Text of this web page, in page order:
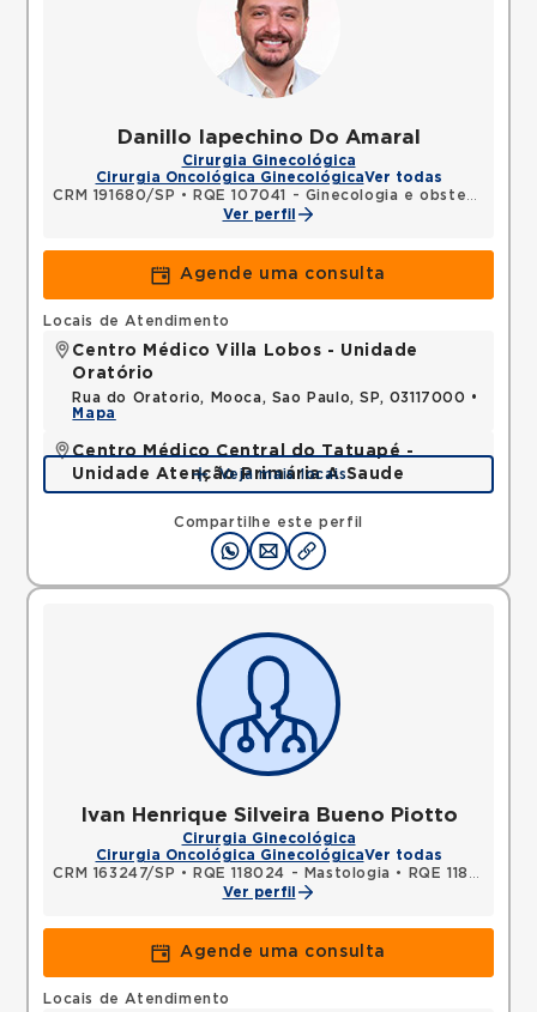
Danillo Iapechino Do Amaral
Cirurgia Ginecológica
Cirurgia Oncológica GinecológicaVer todas
CRM 191680/SP •
RQE 107041 - Ginecologia e obstetrícia
Ver perfil
Agende uma consulta
Compartilhe este perfil
Locais de Atendimento
Centro Médico Villa Lobos - Unidade
Oratório
Rua do Oratorio, Mooca, Sao Paulo, SP, 03117000 •
Mapa
Centro Médico Central do Tatuapé -
Unidade Atenção Primária A Saude
Avenida Alvaro Ramos, Quarta Parada, Sao Paulo,
SP, 03330002 •
Mapa
Veja mais locais
Ivan Henrique Silveira Bueno Piotto
Cirurgia Ginecológica
Cirurgia Oncológica GinecológicaVer todas
CRM 163247/SP • RQE 118024 - Mastologia •
RQE 118025 - Ginecologia e obstetrícia
Ver perfil
Agende uma consulta
Locais de Atendimento